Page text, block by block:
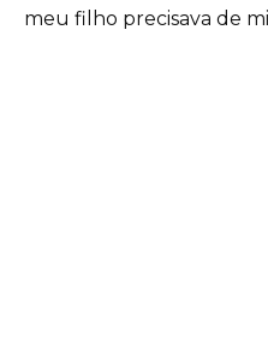
meu filho precisava de